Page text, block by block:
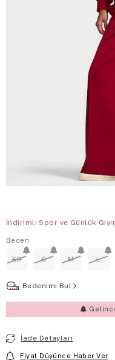
İndirimli Spor ve Günlük
Beden
XS S M L
Bedenimi Bul
İade Detayları
Fiyat Düşünce Haber Ver